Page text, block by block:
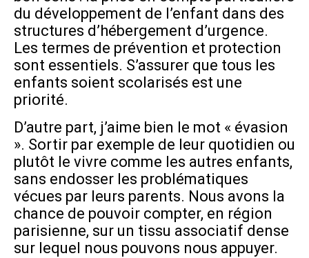
du développement de l’enfant dans des
structures d’hébergement d’urgence.
Les termes de prévention et protection
sont essentiels. S’assurer que tous les
enfants soient scolarisés est une
priorité.
D’autre part, j’aime bien le mot « évasion
». Sortir par exemple de leur quotidien ou
plutôt le vivre comme les autres enfants,
sans endosser les problématiques
vécues par leurs parents. Nous avons la
chance de pouvoir compter, en région
parisienne, sur un tissu associatif dense
sur lequel nous pouvons nous appuyer.